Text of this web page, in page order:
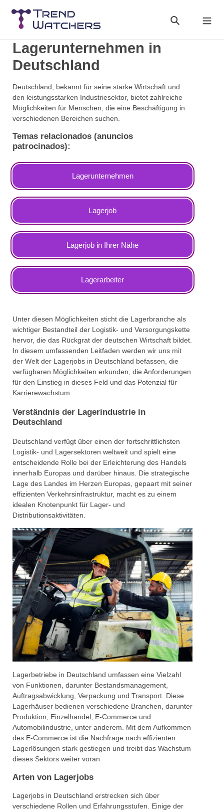
content
Search
Cart
Lagerunternehmen in
Deutschland
Deutschland, bekannt für seine starke Wirtschaft und
den leistungsstarken Industriesektor, bietet zahlreiche
Möglichkeiten für Menschen, die eine Beschäftigung in
verschiedenen Bereichen suchen.
Temas relacionados (anuncios
patrocinados):
Lagerunternehmen
Lagerjob
Lagerjob in Ihrer Nähe
Lagerarbeiter
Unter diesen Möglichkeiten sticht die Lagerbranche als
wichtiger Bestandteil der Logistik- und Versorgungskette
hervor, die das Rückgrat der deutschen Wirtschaft bildet.
In diesem umfassenden Leitfaden werden wir uns mit
der Welt der Lagerjobs in Deutschland befassen, die
verfügbaren Möglichkeiten erkunden, die Anforderungen
für den Einstieg in dieses Feld und das Potenzial für
Karrierewachstum.
Verständnis der Lagerindustrie in
Deutschland
Deutschland verfügt über einen der fortschrittlichsten
Logistik- und Lagersektoren weltweit und spielt eine
entscheidende Rolle bei der Erleichterung des Handels
innerhalb Europas und darüber hinaus. Die strategische
Lage des Landes im Herzen Europas, gepaart mit seiner
effizienten Verkehrsinfrastruktur, macht es zu einem
idealen Knotenpunkt für Lager- und
Distributionsaktivitäten.
Lagerbetriebe in Deutschland umfassen eine Vielzahl
von Funktionen, darunter Bestandsmanagement,
Auftragsabwicklung, Verpackung und Transport. Diese
Lagerhäuser bedienen verschiedene Branchen, darunter
Produktion, Einzelhandel, E-Commerce und
Automobilindustrie, unter anderem. Mit dem Aufkommen
des E-Commerce ist die Nachfrage nach effizienten
Lagerlösungen stark gestiegen und treibt das Wachstum
dieses Sektors weiter voran.
Arten von Lagerjobs
Lagerjobs in Deutschland erstrecken sich über
verschiedene Rollen und Erfahrungsstufen. Einige der